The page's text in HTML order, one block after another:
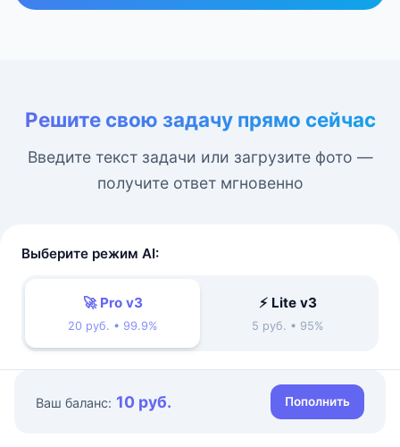
Решите свою задачу прямо сейчас
Введите текст задачи или загрузите фото —
получите ответ мгновенно
Выберите режим AI:
🚀 Pro v3
20 руб. • 99.9%
⚡ Lite v3
5 руб. • 95%
Ваш баланс: 10 руб. Пополнить